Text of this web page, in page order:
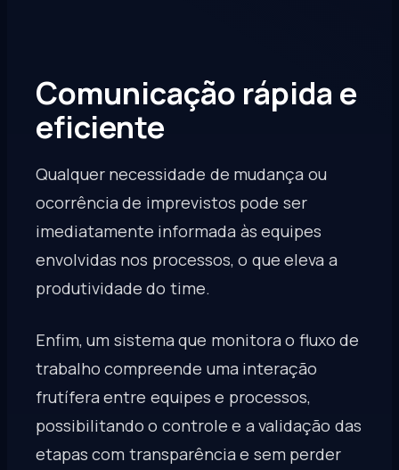
Comunicação rápida e
eficiente
Qualquer necessidade de mudança ou
ocorrência de imprevistos pode ser
imediatamente informada às equipes
envolvidas nos processos, o que eleva a
produtividade do time.
Enfim, um sistema que monitora o fluxo de
trabalho compreende uma interação
frutífera entre equipes e processos,
possibilitando o controle e a validação das
etapas com transparência e sem perder